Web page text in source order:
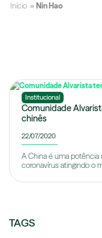
Início » Nin Hao
Institucional
Comunidade
chinês
22/07/2020
A China é uma
coronavírus atingindo o
TAGS